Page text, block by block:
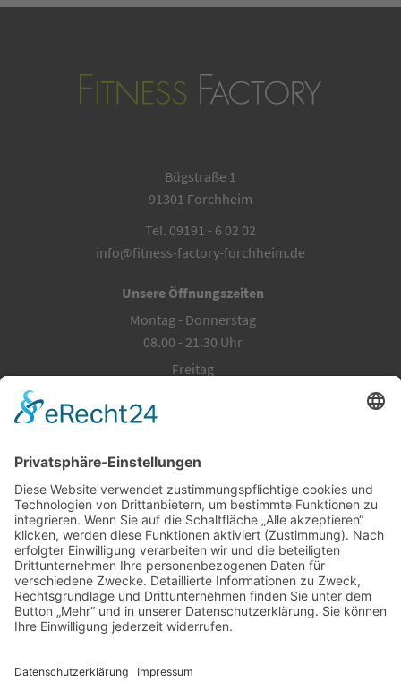
Bügstraße 1
91301 Forchheim
Tel. 09191 - 6 02 02
info@fitness-factory-forchheim.de
Unsere Öffnungszeiten
Montag - Donnerstag
08.00 - 21.30 Uhr
Freitag
Samstag, Sonn- und Feiertage
(SA, SO + Feiertags nur für aktive Mitglieder geöffnet über
Check-In, Tür öffnet sich nur mit Mitgliedskarte)
Telefonische Erreichbarkeit
Montag - Freitag
08.00 - 15.00 Uhr
Impressum | Datenschutz